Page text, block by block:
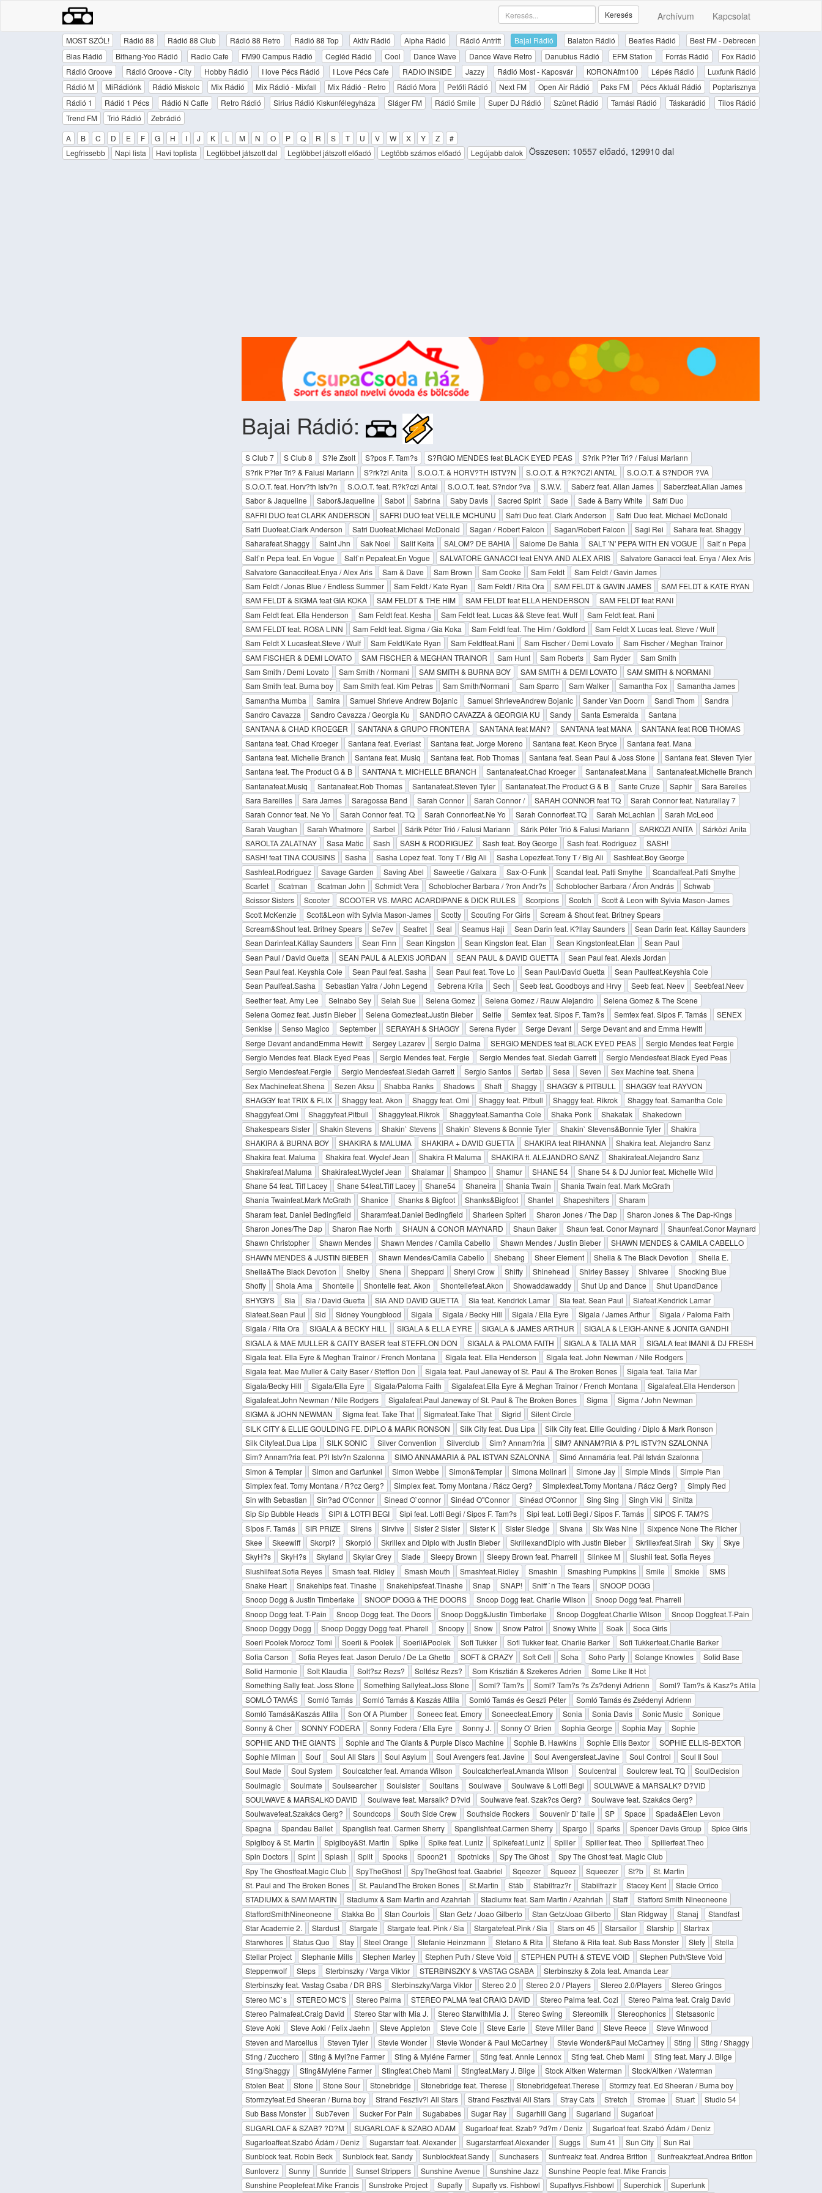
Archívum Kapcsolat
Keresés
MOST SZÓL! Rádió 88 Rádió 88 Club Rádió 88 Retro Rádió 88 Top Aktív Rádió Alpha Rádió Rádió Antritt Bajai Rádió Balaton Rádió Beatles Rádió
Best FM - Debrecen
Bias Rádió
Bithang-Yoo Rádió Radio Cafe FM90 Campus Rádió Cegléd Rádió Cool Dance Wave Dance Wave Retro Danubius Rádió EFM Station Forrás Rádió
Fox Rádió
Rádió Groove
Rádió Groove - City Hobby Rádió I love Pécs Rádió I Love Pécs Cafe RADIO INSIDE Jazzy Rádió Most - Kaposvár KORONAfm100 Lépés Rádió
Luxfunk Rádió
Rádió M
MiRádiónk Rádió Miskolc Mix Rádió Mix Rádió - Mixfall Mix Rádió - Retro Rádió Mora Petőfi Rádió Next FM Open Air Rádió Paks FM Pécs Aktuál Rádió
Poptarisznya
Rádió 1
Rádió 1 Pécs Rádió N Caffe Retro Rádió Sirius Rádió Kiskunfélegyháza Sláger FM Rádió Smile Super DJ Rádió Szünet Rádió Tamási Rádió Táskarádió
Tilos Rádió
Trend FM
Trió Rádió
Zebrádió
A
B C D E F G H I J K L M N O P Q R S T U V W X Y Z
#
Legfrissebb
Napi lista Havi toplista Legtöbbet játszott dal Legtöbbet játszott előadó Legtöbb számos előadó Legújabb dalok Összesen: 10557 előadó, 129910 dal
Bajai Rádió:
S Club 7 S Club 8 S?le Zsolt S?pos F. Tam?s S?RGIO MENDES feat BLACK EYED PEAS
S?rik P?ter Tri? / Falusi Mariann
S?rik P?ter Tri? & Falusi Mariann
S?rk?zi Anita S.O.O.T. & HORV?TH ISTV?N S.O.O.T. & R?K?CZI ANTAL
S.O.O.T. & S?NDOR ?VA
S.O.O.T. feat. Horv?th Istv?n
S.O.O.T. feat. R?k?czi Antal S.O.O.T. feat. S?ndor ?va S.W.V. Saberz feat. Allan James
Saberzfeat.Allan James
Sabor & Jaqueline
Sabor&Jaqueline Sabot Sabrina Saby Davis Sacred Spirit Sade Sade & Barry White
Safri Duo
SAFRI DUO feat CLARK ANDERSON
SAFRI DUO feat VELILE MCHUNU Safri Duo feat. Clark Anderson
Safri Duo feat. Michael McDonald
Safri Duofeat.Clark Anderson
Safri Duofeat.Michael McDonald Sagan / Robert Falcon Sagan/Robert Falcon Sagi Rei
Sahara feat. Shaggy
Saharafeat.Shaggy
Saint Jhn Sak Noel Salif Keita SALOM? DE BAHIA Salome De Bahia SALT 'N' PEPA WITH EN VOGUE
Salt`n Pepa
Salt`n Pepa feat. En Vogue
Salt`n Pepafeat.En Vogue SALVATORE GANACCI feat ENYA AND ALEX ARIS
Salvatore Ganacci feat. Enya / Alex Aris
Salvatore Ganaccifeat.Enya / Alex Aris
Sam & Dave Sam Brown Sam Cooke Sam Feldt
Sam Feldt / Gavin James
Sam Feldt / Jonas Blue / Endless Summer
Sam Feldt / Kate Ryan Sam Feldt / Rita Ora SAM FELDT & GAVIN JAMES
SAM FELDT & KATE RYAN
SAM FELDT & SIGMA feat GIA KOKA
SAM FELDT & THE HIM SAM FELDT feat ELLA HENDERSON
SAM FELDT feat RANI
Sam Feldt feat. Ella Henderson
Sam Feldt feat. Kesha Sam Feldt feat. Lucas && Steve feat. Wulf
Sam Feldt feat. Rani
SAM FELDT feat. ROSA LINN
Sam Feldt feat. Sigma / Gia Koka Sam Feldt feat. The Him / Goldford
Sam Feldt X Lucas feat. Steve / Wulf
Sam Feldt X Lucasfeat.Steve / Wulf
Sam Feldt/Kate Ryan Sam Feldtfeat.Rani Sam Fischer / Demi Lovato
Sam Fischer / Meghan Trainor
SAM FISCHER & DEMI LOVATO
SAM FISCHER & MEGHAN TRAINOR Sam Hunt Sam Roberts Sam Ryder
Sam Smith
Sam Smith / Demi Lovato
Sam Smith / Normani SAM SMITH & BURNA BOY SAM SMITH & DEMI LOVATO
SAM SMITH & NORMANI
Sam Smith feat. Burna boy
Sam Smith feat. Kim Petras Sam Smith/Normani Sam Sparro Sam Walker Samantha Fox
Samantha James
Samantha Mumba
Samira Samuel Shrieve Andrew Bojanic Samuel ShrieveAndrew Bojanic Sander Van Doorn Sandi Thom
Sandra
Sandro Cavazza
Sandro Cavazza / Georgia Ku SANDRO CAVAZZA & GEORGIA KU Sandy Santa Esmeralda
Santana
SANTANA & CHAD KROEGER
SANTANA & GRUPO FRONTERA SANTANA feat MAN? SANTANA feat MANA
SANTANA feat ROB THOMAS
Santana feat. Chad Kroeger
Santana feat. Everlast Santana feat. Jorge Moreno Santana feat. Keon Bryce
Santana feat. Mana
Santana feat. Michelle Branch
Santana feat. Musiq Santana feat. Rob Thomas Santana feat. Sean Paul & Joss Stone
Santana feat. Steven Tyler
Santana feat. The Product G & B
SANTANA ft. MICHELLE BRANCH Santanafeat.Chad Kroeger Santanafeat.Mana
Santanafeat.Michelle Branch
Santanafeat.Musiq
Santanafeat.Rob Thomas Santanafeat.Steven Tyler Santanafeat.The Product G & B Sante Cruze Saphir
Sara Bareiles
Sara Bareilles
Sara James Saragossa Band Sarah Connor Sarah Connor / SARAH CONNOR feat TQ
Sarah Connor feat. Naturallay 7
Sarah Connor feat. Ne Yo
Sarah Connor feat. TQ Sarah Connorfeat.Ne Yo Sarah Connorfeat.TQ Sarah McLachlan
Sarah McLeod
Sarah Vaughan
Sarah Whatmore Sarbel Sárik Péter Trió / Falusi Mariann Sárik Péter Trió & Falusi Mariann SARKOZI ANITA
Sárközi Anita
SAROLTA ZALATNAY
Sasa Matic Sash SASH & RODRIGUEZ Sash feat. Boy George Sash feat. Rodriguez
SASH!
SASH! feat TINA COUSINS
Sasha Sasha Lopez feat. Tony T / Big Ali Sasha Lopezfeat.Tony T / Big Ali
Sashfeat.Boy George
Sashfeat.Rodriguez
Savage Garden Saving Abel Saweetie / Galxara Sax-O-Funk Scandal feat. Patti Smythe
Scandalfeat.Patti Smythe
Scarlet
Scatman Scatman John Schmidt Vera Schoblocher Barbara / ?ron Andr?s Schoblocher Barbara / Áron András
Schwab
Scissor Sisters
Scooter SCOOTER VS. MARC ACARDIPANE & DICK RULES Scorpions Scotch
Scott & Leon with Sylvia Mason-James
Scott McKenzie
Scott&Leon with Sylvia Mason-James Scotty Scouting For Girls
Scream & Shout feat. Britney Spears
Scream&Shout feat. Britney Spears
Se7ev Seafret Seal Seamus Haji Sean Darin feat. K?llay Saunders
Sean Darin feat. Kállay Saunders
Sean Darinfeat.Kállay Saunders
Sean Finn Sean Kingston Sean Kingston feat. Elan Sean Kingstonfeat.Elan
Sean Paul
Sean Paul / David Guetta
SEAN PAUL & ALEXIS JORDAN SEAN PAUL & DAVID GUETTA
Sean Paul feat. Alexis Jordan
Sean Paul feat. Keyshia Cole
Sean Paul feat. Sasha Sean Paul feat. Tove Lo Sean Paul/David Guetta
Sean Paulfeat.Keyshia Cole
Sean Paulfeat.Sasha
Sebastian Yatra / John Legend Sebrena Krila Sech Seeb feat. Goodboys and Hrvy Seeb feat. Neev
Seebfeat.Neev
Seether feat. Amy Lee
Seinabo Sey Selah Sue Selena Gomez Selena Gomez / Rauw Alejandro
Selena Gomez & The Scene
Selena Gomez feat. Justin Bieber
Selena Gomezfeat.Justin Bieber Selfie Semtex feat. Sipos F. Tam?s Semtex feat. Sipos F. Tamás
SENEX
Senkise
Senso Magico September SERAYAH & SHAGGY Serena Ryder Serge Devant
Serge Devant and and Emma Hewitt
Serge Devant andandEmma Hewitt
Sergey Lazarev Sergio Dalma SERGIO MENDES feat BLACK EYED PEAS
Sergio Mendes feat Fergie
Sergio Mendes feat. Black Eyed Peas
Sergio Mendes feat. Fergie Sergio Mendes feat. Siedah Garrett
Sergio Mendesfeat.Black Eyed Peas
Sergio Mendesfeat.Fergie
Sergio Mendesfeat.Siedah Garrett Sergio Santos Sertab Sesa Seven
Sex Machine feat. Shena
Sex Machinefeat.Shena
Sezen Aksu Shabba Ranks Shadows Shaft Shaggy SHAGGY & PITBULL
SHAGGY feat RAYVON
SHAGGY feat TRIX & FLIX
Shaggy feat. Akon Shaggy feat. Omi Shaggy feat. Pitbull Shaggy feat. Rikrok
Shaggy feat. Samantha Cole
Shaggyfeat.Omi
Shaggyfeat.Pitbull Shaggyfeat.Rikrok Shaggyfeat.Samantha Cole Shaka Ponk Shakatak
Shakedown
Shakespears Sister
Shakin Stevens Shakin` Stevens Shakin` Stevens & Bonnie Tyler Shakin` Stevens&Bonnie Tyler
Shakira
SHAKIRA & BURNA BOY
SHAKIRA & MALUMA SHAKIRA + DAVID GUETTA SHAKIRA feat RIHANNA
Shakira feat. Alejandro Sanz
Shakira feat. Maluma
Shakira feat. Wyclef Jean Shakira Ft Maluma SHAKIRA ft. ALEJANDRO SANZ
Shakirafeat.Alejandro Sanz
Shakirafeat.Maluma
Shakirafeat.Wyclef Jean Shalamar Shampoo Shamur SHANE 54
Shane 54 & DJ Junior feat. Michelle Wild
Shane 54 feat. Tiff Lacey
Shane 54feat.Tiff Lacey Shane54 Shaneira Shania Twain
Shania Twain feat. Mark McGrath
Shania Twainfeat.Mark McGrath
Shanice Shanks & Bigfoot Shanks&Bigfoot Shantel Shapeshifters
Sharam
Sharam feat. Daniel Bedingfield
Sharamfeat.Daniel Bedingfield Sharleen Spiteri Sharon Jones / The Dap
Sharon Jones & The Dap-Kings
Sharon Jones/The Dap
Sharon Rae North SHAUN & CONOR MAYNARD Shaun Baker Shaun feat. Conor Maynard
Shaunfeat.Conor Maynard
Shawn Christopher
Shawn Mendes Shawn Mendes / Camila Cabello Shawn Mendes / Justin Bieber
SHAWN MENDES & CAMILA CABELLO
SHAWN MENDES & JUSTIN BIEBER
Shawn Mendes/Camila Cabello Shebang Sheer Element Sheila & The Black Devotion
Sheila E.
Sheila&The Black Devotion
Shelby Shena Sheppard Sheryl Crow Shifty Shinehead Shirley Bassey Shivaree
Shocking Blue
Shoffy
Shola Ama Shontelle Shontelle feat. Akon Shontellefeat.Akon Showaddawaddy Shut Up and Dance
Shut UpandDance
SHYGYS
Sia Sia / David Guetta SIA AND DAVID GUETTA Sia feat. Kendrick Lamar Sia feat. Sean Paul
Siafeat.Kendrick Lamar
Siafeat.Sean Paul
Sid Sidney Youngblood Sigala Sigala / Becky Hill Sigala / Ella Eyre Sigala / James Arthur
Sigala / Paloma Faith
Sigala / Rita Ora
SIGALA & BECKY HILL SIGALA & ELLA EYRE SIGALA & JAMES ARTHUR
SIGALA & LEIGH-ANNE & JONITA GANDHI
SIGALA & MAE MULLER & CAITY BASER feat STEFFLON DON
SIGALA & PALOMA FAITH SIGALA & TALIA MAR
SIGALA feat IMANI & DJ FRESH
Sigala feat. Ella Eyre & Meghan Trainor / French Montana
Sigala feat. Ella Henderson
Sigala feat. John Newman / Nile Rodgers
Sigala feat. Mae Muller & Caity Baser / Stefflon Don
Sigala feat. Paul Janeway of St. Paul & The Broken Bones
Sigala feat. Talia Mar
Sigala/Becky Hill
Sigala/Ella Eyre Sigala/Paloma Faith Sigalafeat.Ella Eyre & Meghan Trainor / French Montana
Sigalafeat.Ella Henderson
Sigalafeat.John Newman / Nile Rodgers
Sigalafeat.Paul Janeway of St. Paul & The Broken Bones Sigma
Sigma / John Newman
SIGMA & JOHN NEWMAN
Sigma feat. Take That Sigmafeat.Take That Sigrid
Silent Circle
SILK CITY & ELLIE GOULDING FE. DIPLO & MARK RONSON
Silk City feat. Dua Lipa
Silk City feat. Ellie Goulding / Diplo & Mark Ronson
Silk Cityfeat.Dua Lipa
SILK SONIC Silver Convention Silverclub Sim? Annam?ria
SIM? ANNAM?RIA & P?L ISTV?N SZALONNA
Sim? Annam?ria feat. P?l Istv?n Szalonna
SIMO ANNAMARIA & PAL ISTVAN SZALONNA
Simó Annamária feat. Pál István Szalonna
Simon & Templar
Simon and Garfunkel Simon Webbe Simon&Templar Simona Molinari Simone Jay Simple Minds
Simple Plan
Simplex feat. Tomy Montana / R?cz Gerg?
Simplex feat. Tomy Montana / Rácz Gerg? Simplexfeat.Tomy Montana / Rácz Gerg?
Simply Red
Sin with Sebastian
Sin?ad O'Connor Sinead O`connor Sinéad O''Connor Sinéad O'Connor Sing Sing Singh Viki
Sinitta
Sip Sip Bubble Heads
SIPI & LOTFI BEGI Sipi feat. Lotfi Begi / Sipos F. Tam?s Sipi feat. Lotfi Begi / Sipos F. Tamás
SIPOS F. TAM?S
Sípos F. Tamás
SIR PRIZE Sirens Sirvive Sister 2 Sister Sister K Sister Sledge Sivana Six Was Nine
Sixpence None The Richer
Skee
Skeewiff Skorpi? Skorpió Skrillex and Diplo with Justin Bieber SkrillexandDiplo with Justin Bieber Skrillexfeat.Sirah Sky
Skye
SkyH?s
SkyH?s Skyland Skylar Grey Slade Sleepy Brown Sleepy Brown feat. Pharrell Slinkee M
Slushii feat. Sofia Reyes
Slushiifeat.Sofia Reyes
Smash feat. Ridley Smash Mouth Smashfeat.Ridley Smashin Smashing Pumpkins Smile Smokie
SMS
Snake Heart
Snakehips feat. Tinashe Snakehipsfeat.Tinashe Snap SNAP! Sniff `n The Tears
SNOOP DOGG
Snoop Dogg & Justin Timberlake
SNOOP DOGG & THE DOORS Snoop Dogg feat. Charlie Wilson
Snoop Dogg feat. Pharrell
Snoop Dogg feat. T-Pain
Snoop Dogg feat. The Doors Snoop Dogg&Justin Timberlake Snoop Doggfeat.Charlie Wilson
Snoop Doggfeat.T-Pain
Snoop Doggy Dogg
Snoop Doggy Dogg feat. Pharell Snoopy Snow Snow Patrol Snowy White Soak
Soca Girls
Soeri Poolek Morocz Tomi
Soerii & Poolek Soerii&Poolek Sofi Tukker Sofi Tukker feat. Charlie Barker
Sofi Tukkerfeat.Charlie Barker
Sofia Carson
Sofia Reyes feat. Jason Derulo / De La Ghetto SOFT & CRAZY Soft Cell Soha Soho Party Solange Knowles
Solid Base
Solid Harmonie
Solt Klaudia Solt?sz Rezs? Soltész Rezs? Som Krisztián & Szekeres Adrien
Some Like It Hot
Something Sally feat. Joss Stone
Something Sallyfeat.Joss Stone Soml? Tam?s Soml? Tam?s ?s Zs?denyi Adrienn
Soml? Tam?s & Kasz?s Attila
SOMLÓ TAMÁS
Somló Tamás Somló Tamás & Kaszás Attila Somló Tamás és Geszti Péter
Somló Tamás és Zsédenyi Adrienn
Somló Tamás&Kaszás Attila
Son Of A Plumber Soneec feat. Emory Soneecfeat.Emory Sonia Sonia Davis Sonic Music
Sonique
Sonny & Cher
SONNY FODERA Sonny Fodera / Ella Eyre Sonny J. Sonny O` Brien Sophia George Sophia May
Sophie
SOPHIE AND THE GIANTS
Sophie and The Giants & Purple Disco Machine Sophie B. Hawkins Sophie Ellis Bextor
SOPHIE ELLIS-BEXTOR
Sophie Milman
Souf Soul All Stars Soul Asylum Soul Avengers feat. Javine Soul Avengersfeat.Javine Soul Control
Soul Il Soul
Soul Made
Soul System Soulcatcher feat. Amanda Wilson Soulcatcherfeat.Amanda Wilson Soulcentral Soulcrew feat. TQ
SoulDecision
Soulmagic
Soulmate Soulsearcher Soulsister Soultans Soulwave Soulwave & Lotfi Begi
SOULWAVE & MARSALK? D?VID
SOULWAVE & MARSALKO DAVID
Soulwave feat. Marsalk? D?vid Soulwave feat. Szak?cs Gerg?
Soulwave feat. Szakács Gerg?
Soulwavefeat.Szakács Gerg?
Soundcops South Side Crew Southside Rockers Souvenir D`Italie SP Space
Spada&Elen Levon
Spagna
Spandau Ballet Spanglish feat. Carmen Sherry Spanglishfeat.Carmen Sherry Spargo Sparks Spencer Davis Group
Spice Girls
Spigiboy & St. Martin
Spigiboy&St. Martin Spike Spike feat. Luniz Spikefeat.Luniz Spiller Spiller feat. Theo
Spillerfeat.Theo
Spin Doctors
Spint Splash Split Spooks Spoon21 Spotnicks Spy The Ghost
Spy The Ghost feat. Magic Club
Spy The Ghostfeat.Magic Club
SpyTheGhost SpyTheGhost feat. Gaabriel Sqeezer Squeez Squeezer St?b
St. Martin
St. Paul and The Broken Bones
St. PaulandThe Broken Bones St.Martin Stáb Stabilfraz?r Stabilfrazír Stacey Kent
Stacie Orrico
STADIUMX & SAM MARTIN
Stadiumx & Sam Martin and Azahriah Stadiumx feat. Sam Martin / Azahriah Staff
Stafford Smith Nineoneone
StaffordSmithNineoneone
Stakka Bo Stan Courtois Stan Getz / Joao Gilberto Stan Getz/Joao Gilberto Stan Ridgway Stanaj
Standfast
Star Academie 2.
Stardust Stargate Stargate feat. Pink / Sia Stargatefeat.Pink / Sia Stars on 45 Starsailor Starship
Startrax
Starwhores
Status Quo Stay Steel Orange Stefanie Heinzmann Stefano & Rita Stefano & Rita feat. Sub Bass Monster Stefy
Stella
Stellar Project
Stephanie Mills Stephen Marley Stephen Puth / Steve Void STEPHEN PUTH & STEVE VOID
Stephen Puth/Steve Void
Steppenwolf
Steps Sterbinszky / Varga Viktor STERBINSZKY & VASTAG CSABA
Sterbinszky & Zola feat. Amanda Lear
Sterbinszky feat. Vastag Csaba / DR BRS
Sterbinszky/Varga Viktor Stereo 2.0 Stereo 2.0 / Players Stereo 2.0/Players
Stereo Gringos
Stereo MC`s
STEREO MC'S Stereo Palma STEREO PALMA feat CRAIG DAVID Stereo Palma feat. Cozi
Stereo Palma feat. Craig David
Stereo Palmafeat.Craig David
Stereo Star with Mia J. Stereo StarwithMia J. Stereo Swing Stereomilk Stereophonics
Stetsasonic
Steve Aoki
Steve Aoki / Felix Jaehn Steve Appleton Steve Cole Steve Earle Steve Miller Band Steve Reece
Steve Winwood
Steven and Marcellus
Steven Tyler Stevie Wonder Stevie Wonder & Paul McCartney Stevie Wonder&Paul McCartney Sting
Sting / Shaggy
Sting / Zucchero
Sting & Myl?ne Farmer Sting & Myléne Farmer Sting feat. Annie Lennox Sting feat. Cheb Mami
Sting feat. Mary J. Blige
Sting/Shaggy
Sting&Myléne Farmer Stingfeat.Cheb Mami Stingfeat.Mary J. Blige Stock Aitken Waterman
Stock/Aitken / Waterman
Stolen Beat
Stone Stone Sour Stonebridge Stonebridge feat. Therese Stonebridgefeat.Therese
Stormzy feat. Ed Sheeran / Burna boy
Stormzyfeat.Ed Sheeran / Burna boy
Strand Fesztiv?l All Stars Strand Fesztivál All Stars Stray Cats Stretch Stromae Stuart
Studio 54
Sub Bass Monster
Sub7even Sucker For Pain Sugababes Sugar Ray Sugarhill Gang Sugarland
Sugarloaf
SUGARLOAF & SZAB? ?D?M
SUGARLOAF & SZABO ADAM Sugarloaf feat. Szab? ?d?m / Deniz
Sugarloaf feat. Szabó Ádám / Deniz
Sugarloaffeat.Szabó Ádám / Deniz
Sugarstarr feat. Alexander Sugarstarrfeat.Alexander Suggs Sum 41 Sun City
Sun Rai
Sunblock feat. Robin Beck
Sunblock feat. Sandy Sunblockfeat.Sandy Sunchasers Sunfreakz feat. Andrea Britton
Sunfreakzfeat.Andrea Britton
Sunloverz
Sunny Sunride Sunset Strippers Sunshine Avenue Sunshine Jazz
Sunshine People feat. Mike Francis
Sunshine Peoplefeat.Mike Francis
Sunstroke Project Supafly Supafly vs. Fishbowl Supaflyvs.Fishbowl Superchick Superfunk